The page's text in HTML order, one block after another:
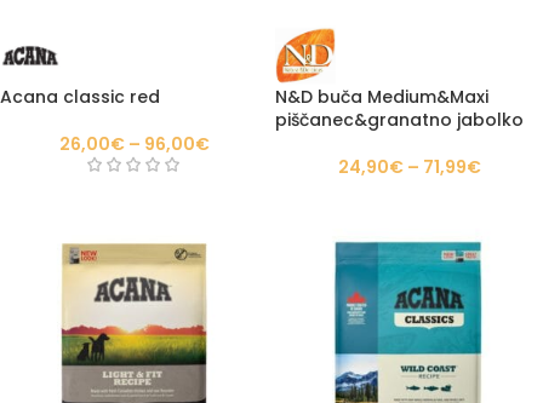
Acana classic red
26,00€ – 96,00€
N&D buča Medium&Maxi
piščanec&granatno jabolko
24,90€ – 71,99€